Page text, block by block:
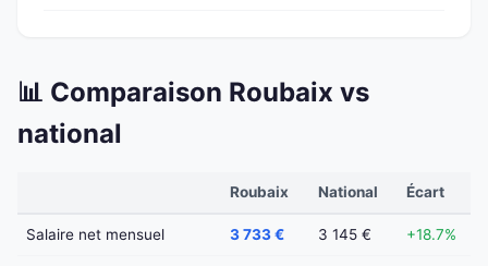
📊 Comparaison Roubaix vs
national
Roubaix National Écart
Salaire net mensuel 3 733 € 3 145 € +18.7%